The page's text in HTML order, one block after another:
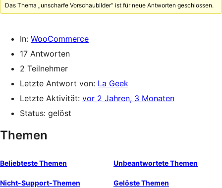
Das Thema „unscharfe Vorschaubilder“ ist für neue Antworten geschlossen.
In: WooCommerce
17 Antworten
2 Teilnehmer
Letzte Antwort von: La Geek
Letzte Aktivität: vor 2 Jahren, 3 Monaten
Status: gelöst
Themen
Beliebteste Themen Unbeantwortete Themen
Nicht-Support-Themen Gelöste Themen